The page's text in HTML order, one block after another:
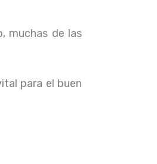
muchas de las
para el buen